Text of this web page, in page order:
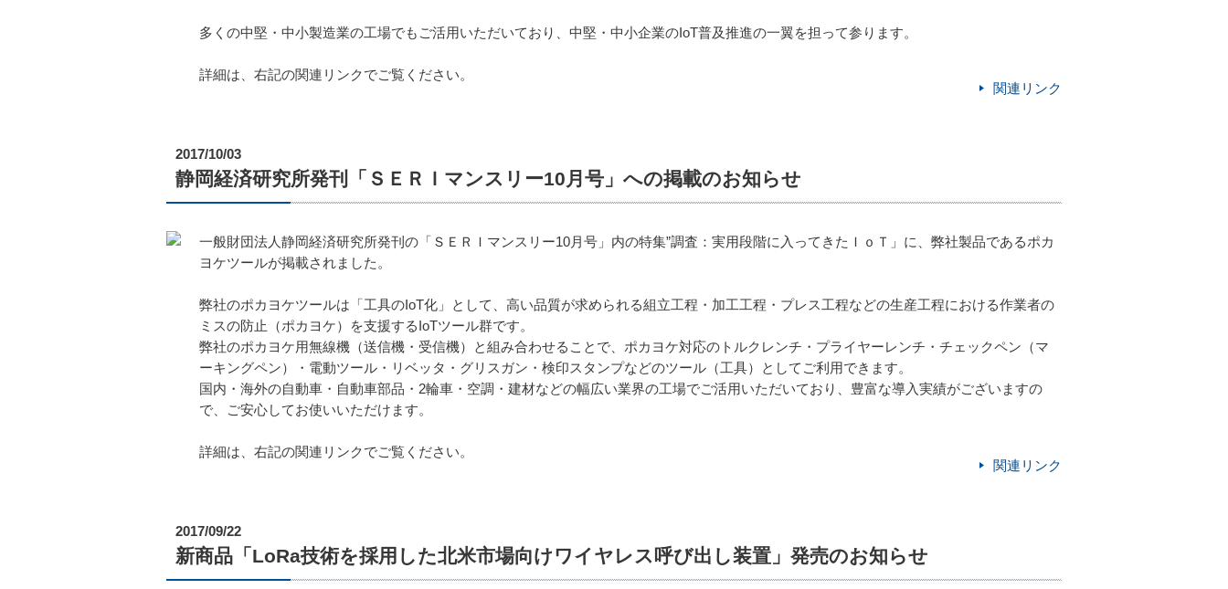
多くの中堅・中小製造業の工場でもご活用いただいており、中堅・中小企業のIoT普及推進の一翼を担って参ります。
詳細は、右記の関連リンクでご覧ください。
関連リンク
2017/10/03
静岡経済研究所発刊「ＳＥＲＩマンスリー10月号」への掲載のお知らせ
一般財団法人静岡経済研究所発刊の「ＳＥＲＩマンスリー10月号」内の特集”調査：実用段階に入ってきたＩｏＴ」に、弊社製品であるポカ
ヨケツールが掲載されました。
弊社のポカヨケツールは「工具のIoT化」として、高い品質が求められる組立工程・加工工程・プレス工程などの生産工程における作業者の
ミスの防止（ポカヨケ）を支援するIoTツール群です。
弊社のポカヨケ用無線機（送信機・受信機）と組み合わせることで、ポカヨケ対応のトルクレンチ・プライヤーレンチ・チェックペン（マ
ーキングペン）・電動ツール・リベッタ・グリスガン・検印スタンプなどのツール（工具）としてご利用できます。
国内・海外の自動車・自動車部品・2輪車・空調・建材などの幅広い業界の工場でご活用いただいており、豊富な導入実績がございますの
で、ご安心してお使いいただけます。
詳細は、右記の関連リンクでご覧ください。
関連リンク
2017/09/22
新商品「LoRa技術を採用した北米市場向けワイヤレス呼び出し装置」発売のお知らせ